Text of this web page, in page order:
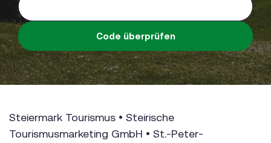
Code überprüfen
Steiermark Tourismus • Steirische
Tourismusmarketing GmbH • St.-Peter-